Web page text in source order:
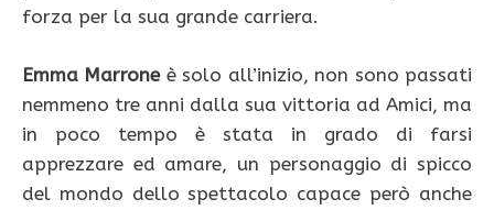
forza per la sua grande carriera.
Emma Marroneè solo all’inizio, non sono passati
nemmeno tre anni dalla sua vittoria ad Amici, ma
in poco tempo è stata in grado di farsi
apprezzare ed amare, un personaggio di spicco
del mondo dello spettacolo capace però anche